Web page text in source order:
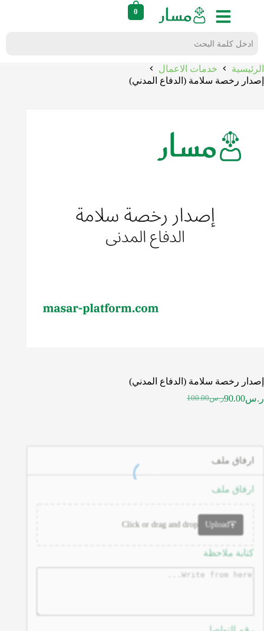
0
الرئيسية
خدمات الاعمال
إصدار رخصة سلامة (الدفاع المدني)
إصدار رخصة سلامة (الدفاع المدني)
ر.س100.00 ر.س90.00
ارفاق ملف
ارفاق ملف
Upload
Click or drag and drop
كتابة ملاحظة